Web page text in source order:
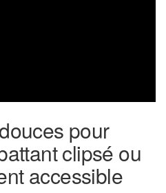
pour
clipsé ou
accessible